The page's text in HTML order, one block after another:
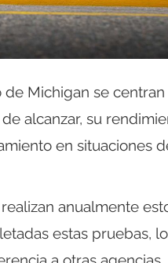
Michigan se centran
alcanzar, su
en situaciones
anualmente
estas pruebas,